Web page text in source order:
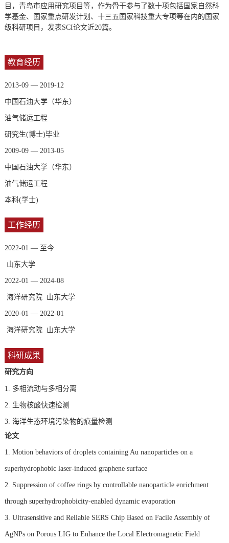
目，青岛市应用研究项目等，作为骨干参与了数十项包括国家自然科
学基金、国家重点研发计划、十三五国家科技重大专项等在内的国家
级科研项目，发表SCI论文近20篇。
教育经历
2013-09 — 2019-12
中国石油大学（华东）
油气储运工程
研究生(博士)毕业
2009-09 — 2013-05
中国石油大学（华东）
油气储运工程
本科(学士)
工作经历
2022-01 — 至今
山东大学
2022-01 — 2024-08
海洋研究院 山东大学
2020-01 — 2022-01
海洋研究院 山东大学
科研成果
研究方向
1. 多相流动与多相分离
2. 生物核酸快速检测
3. 海洋生态环境污染物的痕量检测
论文
1. Motion behaviors of droplets containing Au nanoparticles on a
superhydrophobic laser-induced graphene surface
2. Suppression of coffee rings by controllable nanoparticle enrichment
through superhydrophobicity-enabled dynamic evaporation
3. Ultrasensitive and Reliable SERS Chip Based on Facile Assembly of
AgNPs on Porous LIG to Enhance the Local Electromagnetic Field